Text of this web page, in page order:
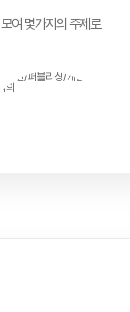
여 몇가지의 주제로